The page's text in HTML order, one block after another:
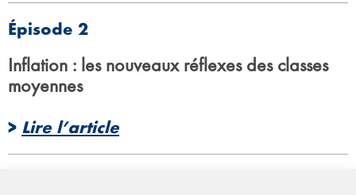
Épisode 2
Inflation : les nouveaux réflexes des classes
moyennes
> Lire l’article